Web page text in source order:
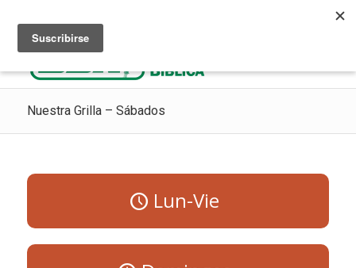
Nuestra Grilla – Sábados
Lun-Vie